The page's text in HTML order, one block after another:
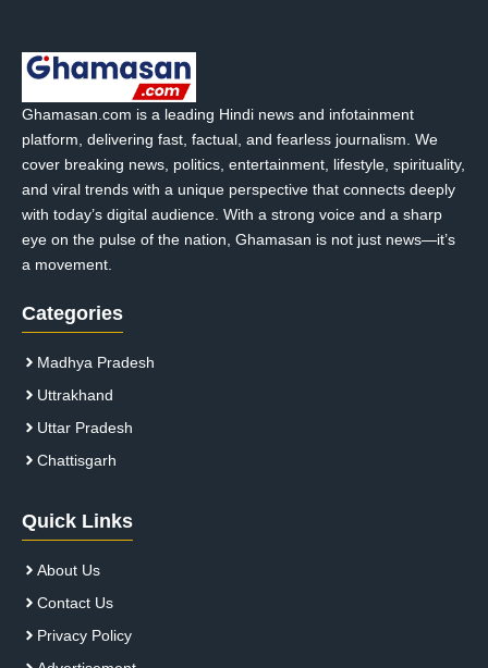
Ghamasan.com is a leading Hindi news and infotainment
platform, delivering fast, factual, and fearless journalism. We
cover breaking news, politics, entertainment, lifestyle, spirituality,
and viral trends with a unique perspective that connects deeply
with today’s digital audience. With a strong voice and a sharp
eye on the pulse of the nation, Ghamasan is not just news—it’s
a movement.
Categories
Madhya Pradesh
Uttrakhand
Uttar Pradesh
Chattisgarh
Quick Links
About Us
Contact Us
Privacy Policy